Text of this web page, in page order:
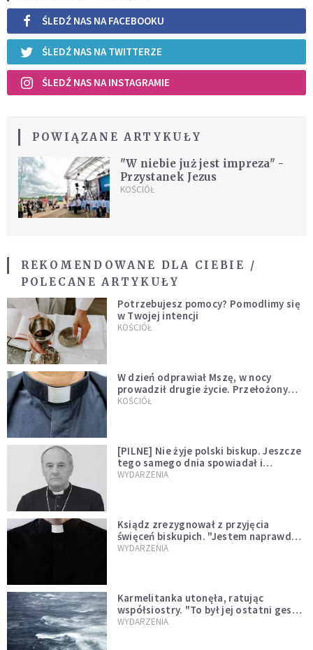
ŚLEDŹ NAS NA FACEBOOKU
ŚLEDŹ NAS NA TWITTERZE
ŚLEDŹ NAS NA INSTAGRAMIE
POWIĄZANE ARTYKUŁY
"W niebie już jest impreza" -
Przystanek Jezus
KOŚCIÓŁ
REKOMENDOWANE DLA CIEBIE /
POLECANE ARTYKUŁY
Potrzebujesz pomocy? Pomodlimy się
w Twojej intencji
KOŚCIÓŁ
W dzień odprawiał Mszę, w nocy
prowadził drugie życie. Przełożony
kazał mu opuścić zakon
KOŚCIÓŁ
[PILNE] Nie żyje polski biskup. Jeszcze
tego samego dnia spowiadał i
sprawował Mszę świętą
WYDARZENIA
Ksiądz zrezygnował z przyjęcia
święceń biskupich. "Jestem naprawdę
niegodny"
WYDARZENIA
Karmelitanka utonęła, ratując
współsiostry. "To był jej ostatni gest
miłości"
WYDARZENIA